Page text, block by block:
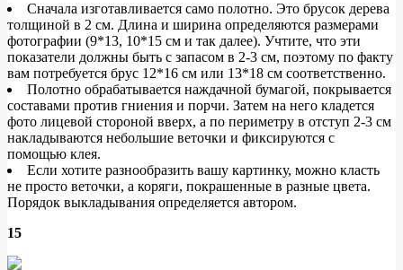
Сначала изготавливается само полотно. Это брусок дерева
толщиной в 2 см. Длина и ширина определяются размерами
фотографии (9*13, 10*15 см и так далее). Учтите, что эти
показатели должны быть с запасом в 2-3 см, поэтому по факту
вам потребуется брус 12*16 см или 13*18 см соответственно.
Полотно обрабатывается наждачной бумагой, покрывается
составами против гниения и порчи. Затем на него кладется
фото лицевой стороной вверх, а по периметру в отступ 2-3 см
накладываются небольшие веточки и фиксируются с
помощью клея.
Если хотите разнообразить вашу картинку, можно класть
не просто веточки, а коряги, покрашенные в разные цвета.
Порядок выкладывания определяется автором.
15